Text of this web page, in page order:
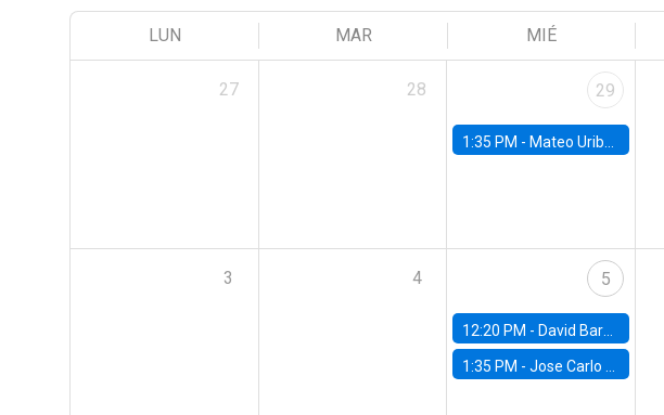
LUN MAR MIÉ
27 28 29
1:35 PM - Mateo Uribe-Castro, Universidad de los Andes (Colombia)
3 4 5
12:20 PM - David Bardey, Universidad de los Andes - CEDE
1:35 PM -Jose Carlo Bermudez, UC (ME) & World Bank